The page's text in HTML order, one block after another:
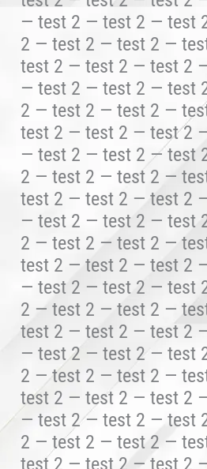
— test 2 — test 2 — test
2 — test 2 — test 2 —
test 2 — test 2 — test 2
— test 2 — test 2 — test
2 — test 2 — test 2 —
test 2 — test 2 — test 2
— test 2 — test 2 — test
2 — test 2 — test 2 —
test 2 — test 2 — test 2
— test 2 — test 2 — test
2 — test 2 — test 2 —
test 2 — test 2 — test 2
— test 2 — test 2 — test
2 — test 2 — test 2 —
test 2 — test 2 — test 2
— test 2 — test 2 — test
2 — test 2 — test 2 —
test 2 — test 2 — test 2
— test 2 — test 2 — test
2 — test 2 — test 2 —
test 2 — test 2 — test 2